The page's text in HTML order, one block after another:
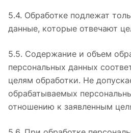
5.4. Обработке подлежат
данные, которые отвечают
5.5. Содержание и объем
персональных данных
целям обработки. Не
обрабатываемых
отношению к заявленным